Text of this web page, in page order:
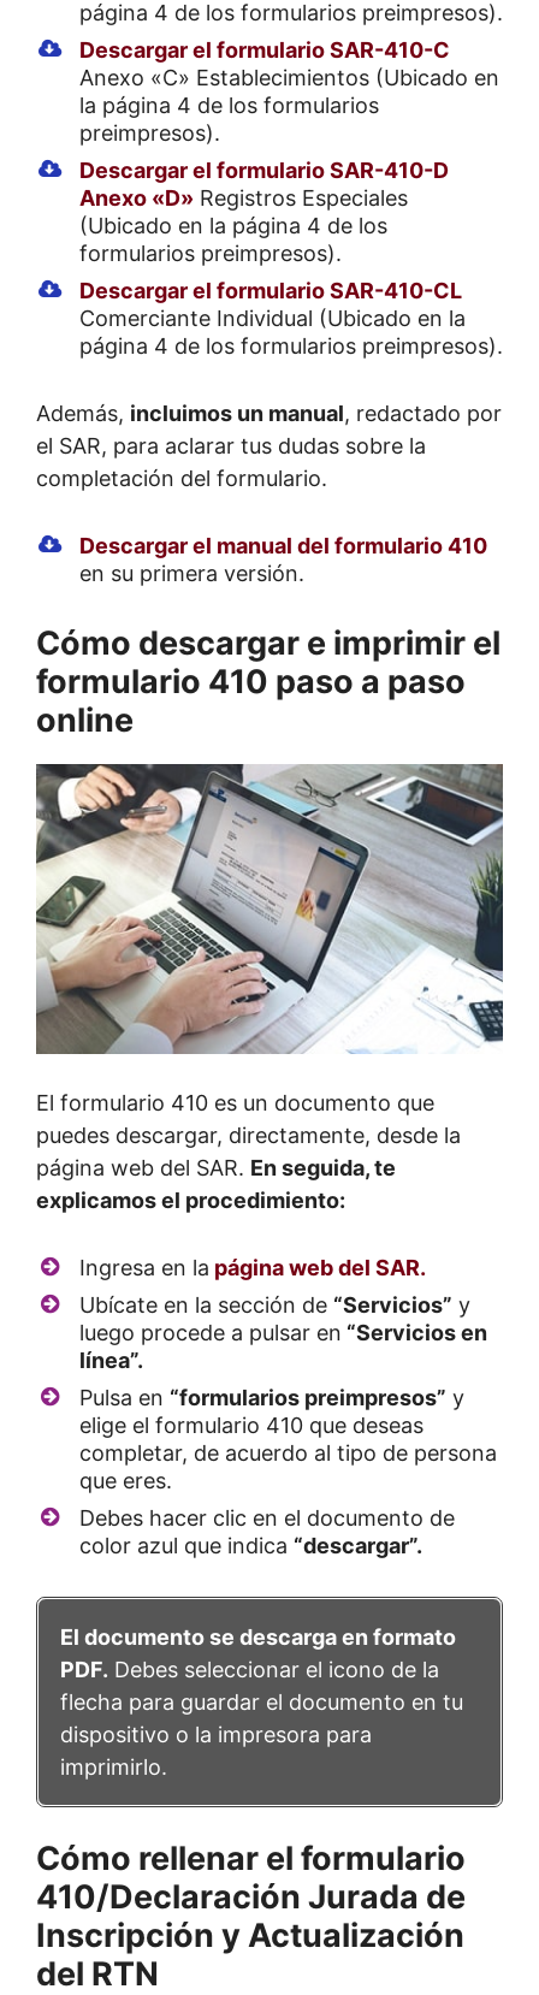
página 4 de los formularios preimpresos).
Descargar el formulario SAR-410-C
Anexo «C» Establecimientos (Ubicado en
la página 4 de los formularios
preimpresos).
Descargar el formulario SAR-410-D
Anexo «D» Registros Especiales
(Ubicado en la página 4 de los
formularios preimpresos).
Descargar el formulario SAR-410-CL
Comerciante Individual (Ubicado en la
página 4 de los formularios preimpresos).
Además, incluimos un manual, redactado por
el SAR, para aclarar tus dudas sobre la
completación del formulario.
Descargar el manual del formulario 410
en su primera versión.
Cómo descargar e imprimir el
formulario 410 paso a paso
online
El formulario 410 es un documento que
puedes descargar, directamente, desde la
página web del SAR. En seguida, te
explicamos el procedimiento:
Ingresa en la página web del SAR.
Ubícate en la sección de “Servicios” y
luego procede a pulsar en “Servicios en
línea”.
Pulsa en “formularios preimpresos” y
elige el formulario 410 que deseas
completar, de acuerdo al tipo de persona
que eres.
Debes hacer clic en el documento de
color azul que indica “descargar”.
El documento se descarga en formato
PDF. Debes seleccionar el icono de la
flecha para guardar el documento en tu
dispositivo o la impresora para
imprimirlo.
Cómo rellenar el formulario
410/Declaración Jurada de
Inscripción y Actualización
del RTN